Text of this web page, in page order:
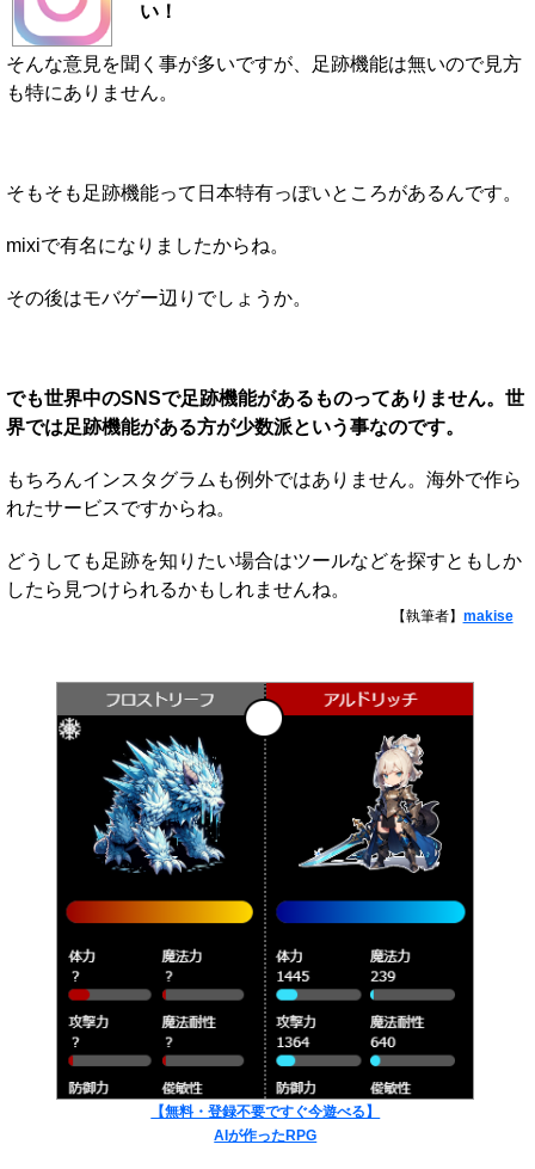
い！
そんな意見を聞く事が多いですが、足跡機能は無いので見方
も特にありません。
そもそも足跡機能って日本特有っぽいところがあるんです。
mixiで有名になりましたからね。
その後はモバゲー辺りでしょうか。
でも世界中のSNSで足跡機能があるものってありません。世
界では足跡機能がある方が少数派という事なのです。
もちろんインスタグラムも例外ではありません。海外で作ら
れたサービスですからね。
どうしても足跡を知りたい場合はツールなどを探すともしか
したら見つけられるかもしれませんね。
【執筆者】 makise
【無料・登録不要ですぐ今遊べる】
AIが作ったRPG